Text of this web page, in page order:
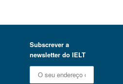
Subscrever a
newsletter do IELT